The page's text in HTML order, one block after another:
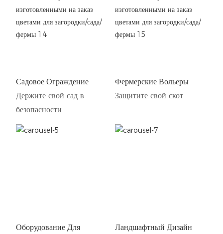
Садовое Ограждение
Держите свой сад в
безопасности
Фермерские Вольеры
Защитите свой скот
Оборудование Для
Ландшафтный Дизайн